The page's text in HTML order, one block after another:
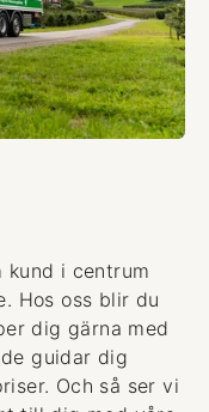
kund i centrum
Hos oss blir du
dig gärna med
guidar dig
Och så ser vi